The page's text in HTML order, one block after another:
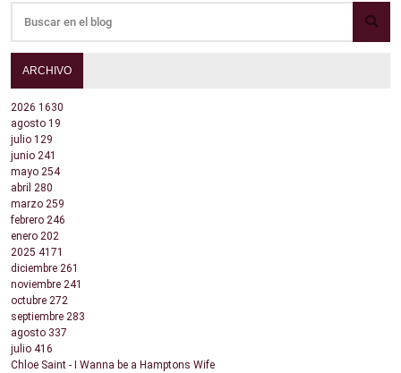
ARCHIVO
2026 1630
agosto 19
julio 129
junio 241
mayo 254
abril 280
marzo 259
febrero 246
enero 202
2025 4171
diciembre 261
noviembre 241
octubre 272
septiembre 283
agosto 337
julio 416
Chloe Saint - I Wanna be a Hamptons Wife